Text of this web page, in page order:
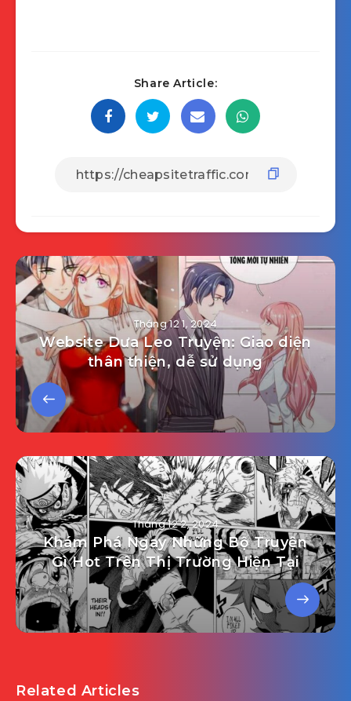
Share Article:
Tháng 12 1, 2024
Website Dưa Leo Truyện: Giao diện
thân thiện, dễ sử dụng
Tháng 12 2, 2024
Khám Phá Ngay Những Bộ Truyện
Gì Hot Trên Thị Trường Hiện Tại
Related Articles